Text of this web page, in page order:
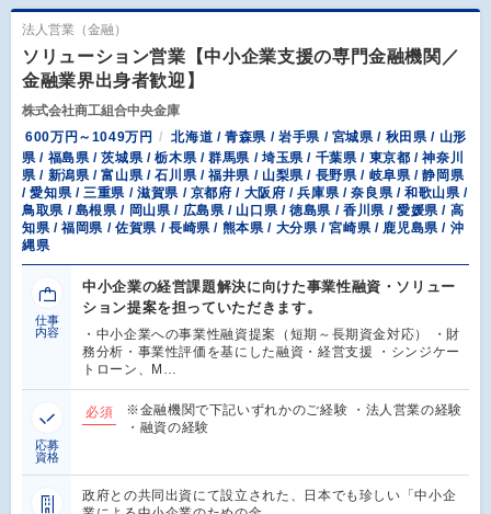
法人営業（金融）
ソリューション営業【中小企業支援の専門金融機関／
金融業界出身者歓迎】
株式会社商工組合中央金庫
600万円～1049万円
北海道 / 青森県 / 岩手県 / 宮城県 / 秋田県 / 山形
県 / 福島県 / 茨城県 / 栃木県 / 群馬県 / 埼玉県 / 千葉県 / 東京都 / 神奈川
県 / 新潟県 / 富山県 / 石川県 / 福井県 / 山梨県 / 長野県 / 岐阜県 / 静岡県
/ 愛知県 / 三重県 / 滋賀県 / 京都府 / 大阪府 / 兵庫県 / 奈良県 / 和歌山県 /
鳥取県 / 島根県 / 岡山県 / 広島県 / 山口県 / 徳島県 / 香川県 / 愛媛県 / 高
知県 / 福岡県 / 佐賀県 / 長崎県 / 熊本県 / 大分県 / 宮崎県 / 鹿児島県 / 沖
縄県
仕事
内容
中小企業の経営課題解決に向けた事業性融資・ソリュー
ション提案を担っていただきます。
・中小企業への事業性融資提案（短期～長期資金対応） ・財
務分析・事業性評価を基にした融資・経営支援 ・シンジケー
トローン、M…
応募
資格
必須
※金融機関で下記いずれかのご経験 ・法人営業の経験
・融資の経験
政府との共同出資にて設立された、日本でも珍しい「中小企